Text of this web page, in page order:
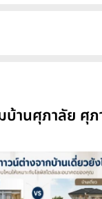
บ้านศุภาลัย ศุภ